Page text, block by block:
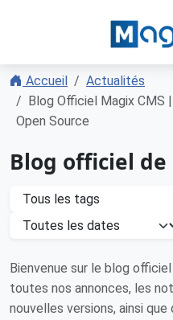
Accueil
Actualités
Blog Officiel Magix CMS
Open Source
Blog officiel de
Bienvenue sur le blog
toutes nos annonces, les
nouvelles versions, ainsi